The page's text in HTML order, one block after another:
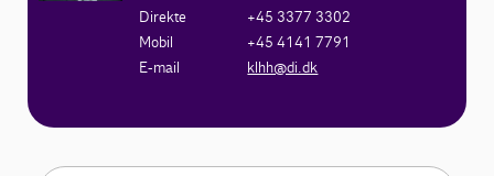
Direkte
+45 3377 3302
Mobil
+45 4141 7791
E-mail
klhh@di.dk